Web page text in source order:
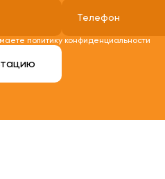
политику конфиденциальности